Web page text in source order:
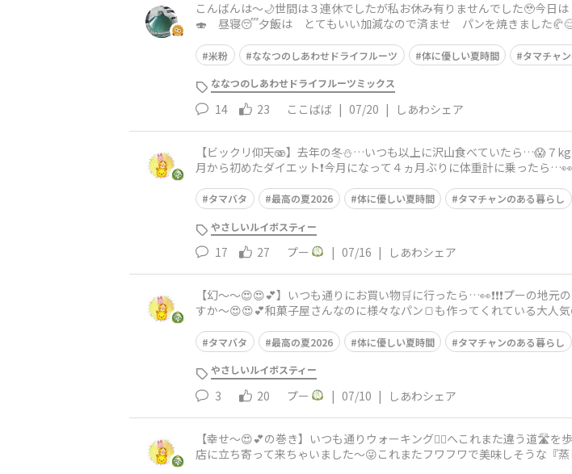
こんばんは〜🌙世間は３連休でしたが私お休み有りませんでした🥹
🍣 昼寝😴夕飯は とてもいい加減なので済ませ パンを焼きました
米粉 ななつのしあわせドライフルーツ 体に優しい夏時間 タマチャ
ななつのしあわせドライフルーツミックス
14 23 ここばば | 07/20 | しあわシェア
【ビックリ仰天🫨】​去年の冬⛄️…いつも以上に沢山食べていたら…😱７
月から初めたダイエット❗️今月になって４ヵ月ぶりに体重計に乗ったら
タマバタ 最高の夏2026 体に優しい夏時間 タマチャンのある暮らし
やさしいルイボスティー
17 27 プー | 07/16 | しあわシェア
【幻〜〜😍😍💕】​いつも通りにお買い物🛒に行ったら…👀❗️❗️❗️プーの地
すか〜😍😍💕和菓子屋さんなのに様々なパン🍞も作ってくれている大人
タマバタ 最高の夏2026 体に優しい夏時間 タマチャンのある暮らし
やさしいルイボスティー
3 20 プー | 07/10 | しあわシェア
【幸せ〜😍💕の巻き】いつも通りウォーキング🚶‍♀️へこれまた違う道🛣️
店に立ち寄って来ちゃいました〜😜これまたフワフワで美味しそうな『